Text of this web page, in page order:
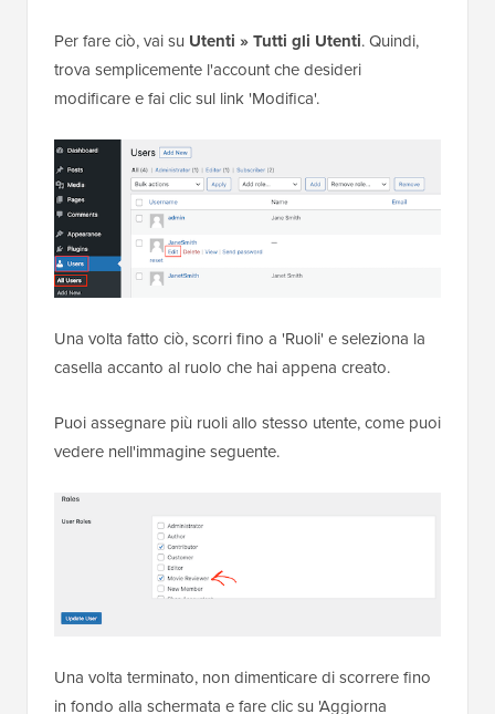
Per fare ciò, vai su Utenti »Tutti gli Utenti. Quindi,
trova semplicemente l'account che desideri
modificare e fai clic sul link 'Modifica'.
Una volta fatto ciò, scorri fino a 'Ruoli' e seleziona la
casella accanto al ruolo che hai appena creato.
Puoi assegnare più ruoli allo stesso utente, come puoi
vedere nell'immagine seguente.
Una volta terminato, non dimenticare di scorrere fino
in fondo alla schermata e fare clic su 'Aggiorna